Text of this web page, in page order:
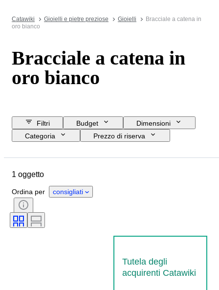
Catawiki Gioielli e pietre preziose Gioielli
Bracciale a catena in
oro bianco
Bracciale a catena in
oro bianco
Filtri Budget
Dimensioni
Categoria
Prezzo di riserva
Materiale
Condizioni
Certificato
Purezza
Colore esatto
Tipo di diamante
1 oggetto
Ordina per consigliati
Tutela degli
acquirenti Catawiki